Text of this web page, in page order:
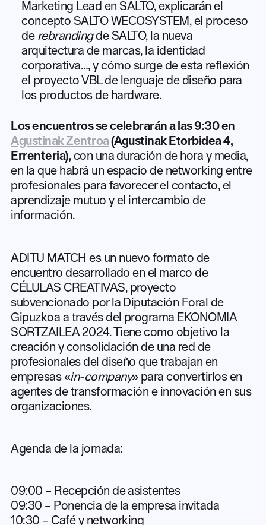
Marketing Lead en SALTO, explicarán el
concepto SALTO WECOSYSTEM, el proceso
de rebrandingde SALTO, la nueva
arquitectura de marcas, la identidad
corporativa…, y cómo surge de esta reflexión
el proyecto VBL de lenguaje de diseño para
los productos de hardware.
Los encuentros se celebrarán a las 9:30 en
Agustinak Zentroa(Agustinak Etorbidea 4,
Errenteria), con una duración de hora y media,
en la que habrá un espacio de networking entre
profesionales para favorecer el contacto, el
aprendizaje mutuo y el intercambio de
información.
ADITU MATCH es un nuevo formato de
encuentro desarrollado en el marco de
CÉLULAS CREATIVAS, proyecto
subvencionado por la Diputación Foral de
Gipuzkoa a través del programa EKONOMIA
SORTZAILEA 2024. Tiene como objetivo la
creación y consolidación de una red de
profesionales del diseño que trabajan en
empresas «in-company» para convertirlos en
agentes de transformación e innovación en sus
organizaciones.
Agenda de la jornada:
09:00 – Recepción de asistentes
09:30 – Ponencia de la empresa invitada
10:30 – Café y networking